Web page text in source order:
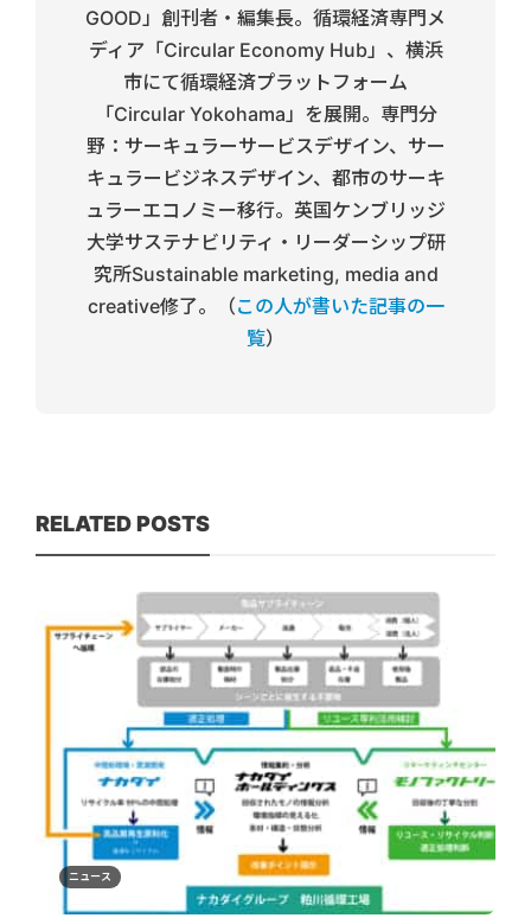
GOOD」創刊者・編集長。循環経済専門メ
ディア「Circular Economy Hub」、横浜
市にて循環経済プラットフォーム
「Circular Yokohama」を展開。専門分
野：サーキュラーサービスデザイン、サー
キュラービジネスデザイン、都市のサーキ
ュラーエコノミー移行。英国ケンブリッジ
大学サステナビリティ・リーダーシップ研
究所Sustainable marketing, media and
creative修了。（この人が書いた記事の一
覧）
RELATED POSTS
ニュース